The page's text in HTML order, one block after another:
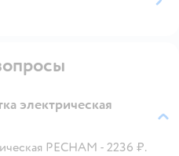
электрическая
PECHAM - 2236 ₽.